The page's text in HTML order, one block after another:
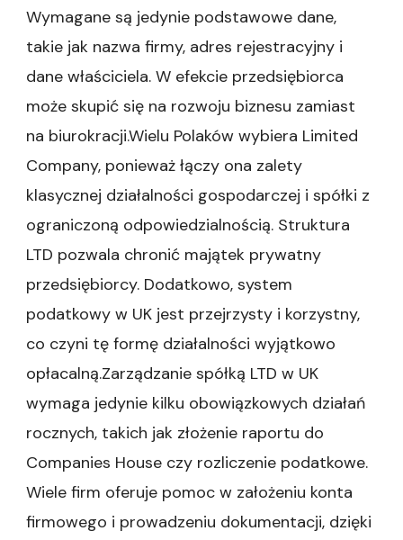
Wymagane są jedynie podstawowe dane,
takie jak nazwa firmy, adres rejestracyjny i
dane właściciela. W efekcie przedsiębiorca
może skupić się na rozwoju biznesu zamiast
na biurokracji.Wielu Polaków wybiera Limited
Company, ponieważ łączy ona zalety
klasycznej działalności gospodarczej i spółki z
ograniczoną odpowiedzialnością. Struktura
LTD pozwala chronić majątek prywatny
przedsiębiorcy. Dodatkowo, system
podatkowy w UK jest przejrzysty i korzystny,
co czyni tę formę działalności wyjątkowo
opłacalną.Zarządzanie spółką LTD w UK
wymaga jedynie kilku obowiązkowych działań
rocznych, takich jak złożenie raportu do
Companies House czy rozliczenie podatkowe.
Wiele firm oferuje pomoc w założeniu konta
firmowego i prowadzeniu dokumentacji, dzięki